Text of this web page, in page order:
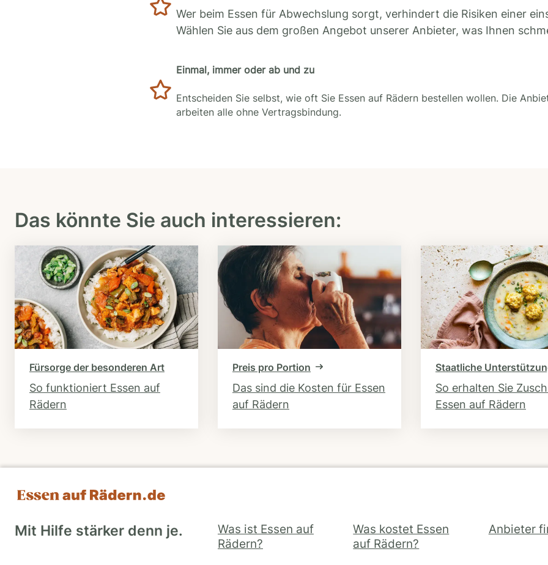
Wer beim Essen für Abwechslung sorgt, verhindert die Risiken einer
Wählen Sie aus dem großen Angebot unserer Anbieter, was Ihnen
Einmal, immer oder ab und zu
Entscheiden Sie selbst, wie oft Sie Essen auf Rädern bestellen wollen. Die
arbeiten alle ohne Vertragsbindung.
Das könnte Sie auch interessieren:
Fürsorge der besonderen Art
So funktioniert Essen auf
Rädern
Preis pro Portion
Das sind die Kosten für Essen
auf Rädern
Staatliche
So erhalten Sie
Essen auf Rädern
Mit Hilfe stärker denn je.
Was ist Essen auf
Rädern?
Was kostet Essen
auf Rädern?
Anbieter